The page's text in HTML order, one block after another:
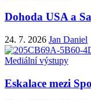
Dohoda USA a
24. 7. 2026 Jan Daniel
Mediální výstupy
Eskalace mezi